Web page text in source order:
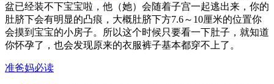
盆已经装不下宝宝啦，他（她）会随着子宫一起逃出来，你的
肚脐下会有明显的凸痕，大概肚脐下方7.6～10厘米的位置你
会摸到宝宝的小房子。所以这个时候只要看一下肚子，就知道
你怀孕了，也会发现原来的衣服裤子基本都穿不上了。
准爸妈必读